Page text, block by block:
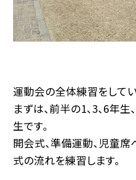
運動会の全体練習をしてい
まずは、前半の1、3、6年生
生です。
開会式、準備運動、児童席
式の流れを練習します。